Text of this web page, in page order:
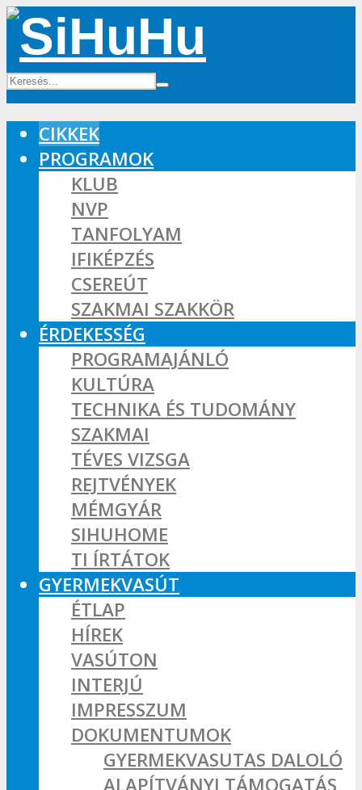
CIKKEK
PROGRAMOK
KLUB
NVP
TANFOLYAM
IFIKÉPZÉS
CSEREÚT
SZAKMAI SZAKKÖR
ÉRDEKESSÉG
PROGRAMAJÁNLÓ
KULTÚRA
TECHNIKA ÉS TUDOMÁNY
SZAKMAI
TÉVES VIZSGA
REJTVÉNYEK
MÉMGYÁR
SIHUHOME
TI ÍRTÁTOK
GYERMEKVASÚT
ÉTLAP
HÍREK
VASÚTON
INTERJÚ
IMPRESSZUM
DOKUMENTUMOK
GYERMEKVASUTAS DALOLÓ